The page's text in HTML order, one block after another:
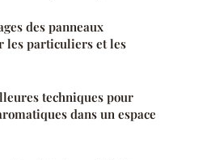
des panneaux
les particuliers et les
techniques pour
dans un espace